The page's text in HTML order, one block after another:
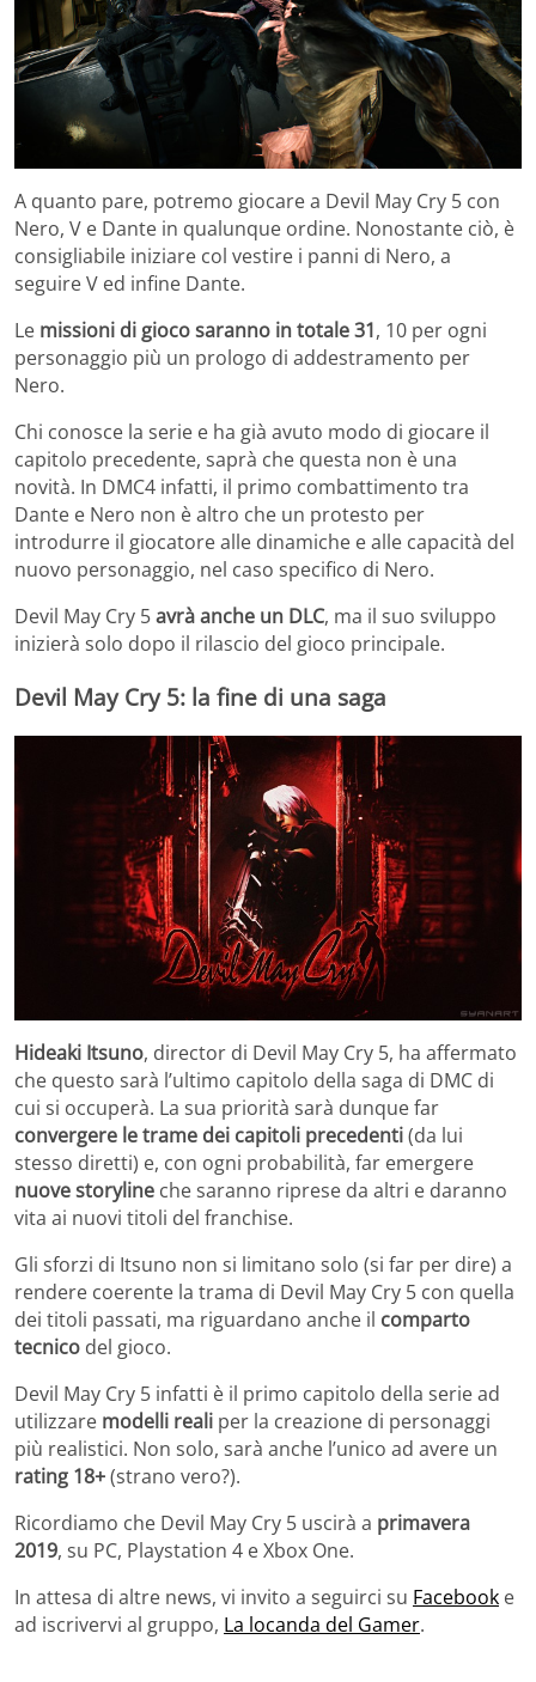
A quanto pare, potremo giocare a Devil May Cry 5 con
Nero, V e Dante in qualunque ordine. Nonostante ciò, è
consigliabile iniziare col vestire i panni di Nero, a
seguire V ed infine Dante.
Le missioni di gioco saranno in totale 31, 10 per ogni
personaggio più un prologo di addestramento per
Nero.
Chi conosce la serie e ha già avuto modo di giocare il
capitolo precedente, saprà che questa non è una
novità. In DMC4 infatti, il primo combattimento tra
Dante e Nero non è altro che un protesto per
introdurre il giocatore alle dinamiche e alle capacità del
nuovo personaggio, nel caso specifico di Nero.
Devil May Cry 5avrà anche un DLC, ma il suo sviluppo
inizierà solo dopo il rilascio del gioco principale.
Devil May Cry 5: la fine di una saga
Hideaki Itsuno, director di Devil May Cry 5, ha affermato
che questo sarà l’ultimo capitolo della saga di DMC di
cui si occuperà. La sua priorità sarà dunque far
convergere le trame dei capitoli precedenti(da lui
stesso diretti) e, con ogni probabilità, far emergere
nuove storyline che saranno riprese da altri e daranno
vita ai nuovi titoli del franchise.
Gli sforzi di Itsuno non si limitano solo (si far per dire) a
rendere coerente la trama di Devil May Cry 5 con quella
dei titoli passati, ma riguardano anche il comparto
tecnico del gioco.
Devil May Cry 5 infatti è il primo capitolo della serie ad
utilizzare modelli reali per la creazione di personaggi
più realistici. Non solo, sarà anche l’unico ad avere un
rating 18+(strano vero?).
Ricordiamo che Devil May Cry 5 uscirà a primavera
2019, su PC, Playstation 4 e Xbox One.
In attesa di altre news, vi invito a seguirci su Facebook e
ad iscrivervi al gruppo, La locanda del Gamer.